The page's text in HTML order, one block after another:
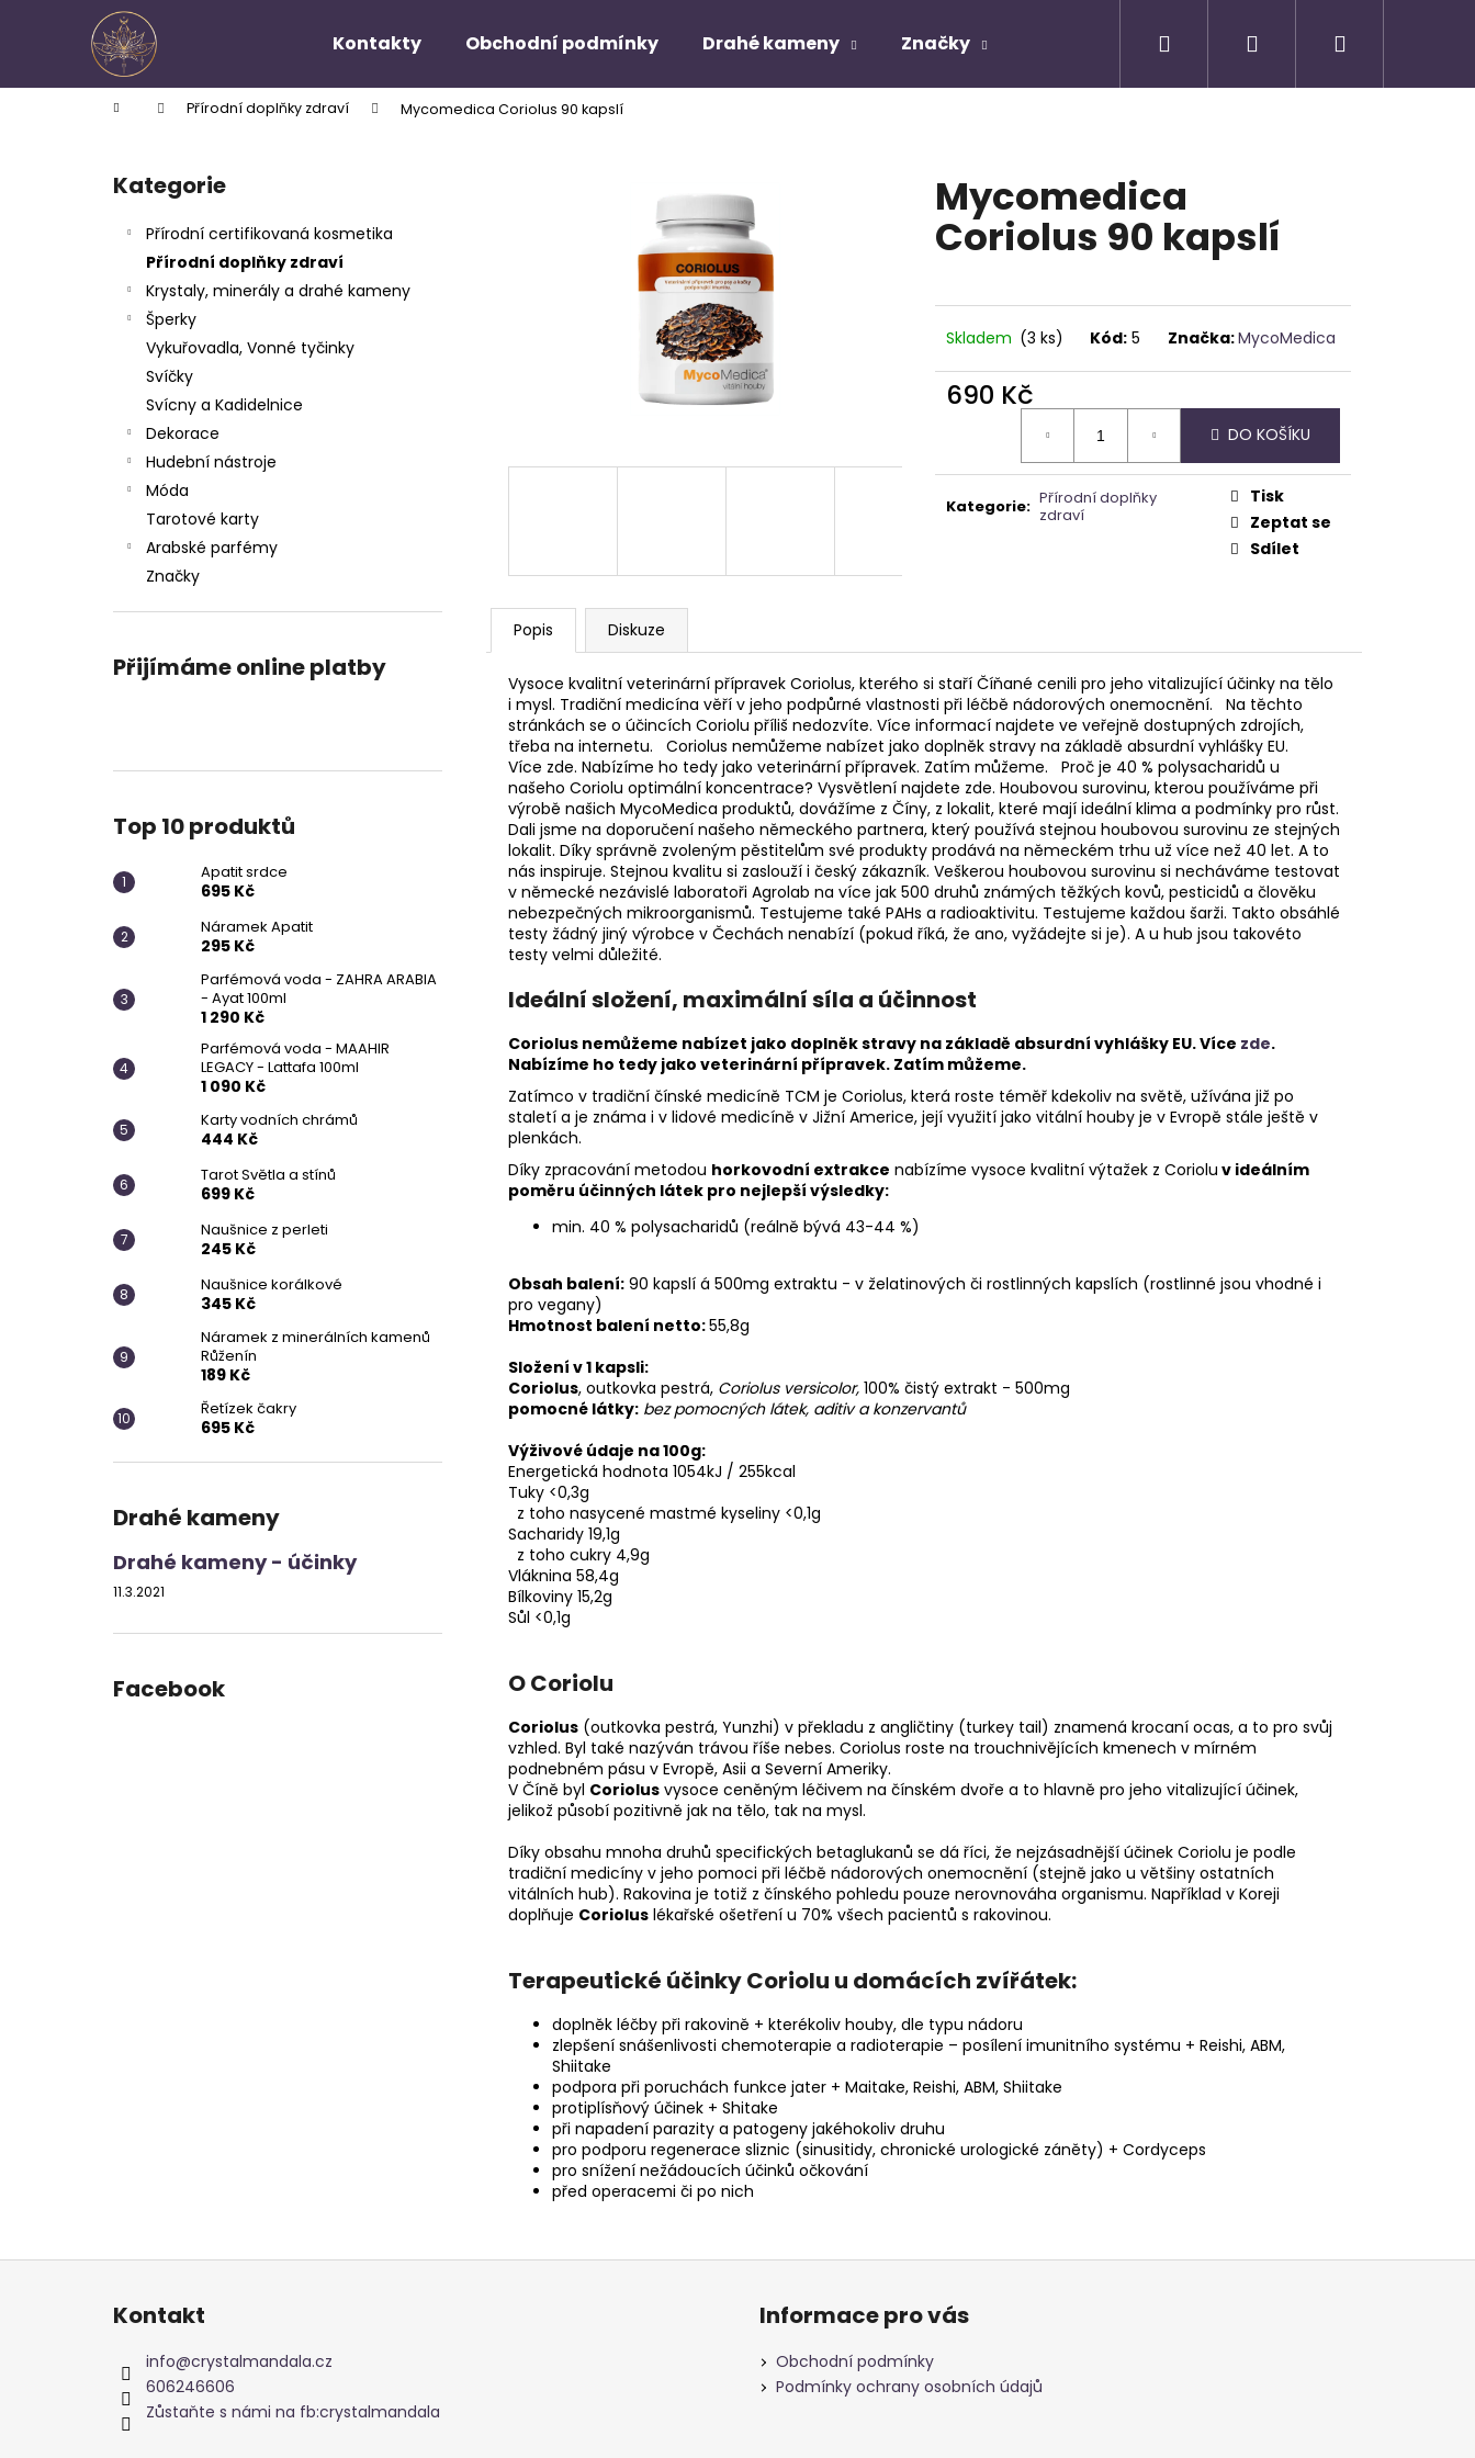
Kontakty Obchodní podmínky Drahé kameny Značky Přihlášení
Domů Přírodní doplňky zdraví Mycomedica Coriolus 90 kapslí
Přeskočit
kategorie
Kategorie
Přírodní certifikovaná kosmetika
Přírodní doplňky zdraví
Krystaly, minerály a drahé kameny
Šperky
Vykuřovadla, Vonné tyčinky
Svíčky
Svícny a Kadidelnice
Dekorace
Hudební nástroje
Móda
Tarotové karty
Arabské parfémy
Značky
Přijímáme online platby
Top 10 produktů
Apatit srdce
695 Kč
Náramek Apatit
295 Kč
Parfémová voda - ZAHRA ARABIA
- Ayat 100ml
1 290 Kč
Parfémová voda - MAAHIR
LEGACY - Lattafa 100ml
1 090 Kč
Karty vodních chrámů
444 Kč
Tarot Světla a stínů
699 Kč
Naušnice z perleti
245 Kč
Naušnice korálkové
345 Kč
Náramek z minerálních kamenů
Růženín
189 Kč
Řetízek čakry
695 Kč
Drahé kameny
Drahé kameny - účinky
11.3.2021
Facebook
Mycomedica
Coriolus 90 kapslí
Skladem (3 ks) Kód: 5 Značka:MycoMedica
690 Kč
DO KOŠÍKU
Kategorie: Přírodní doplňky
zdraví
Tisk
Zeptat se
Sdílet
Popis Diskuze
Vysoce kvalitní veterinární přípravek Coriolus, kterého si staří Číňané cenili pro jeho vitalizující účinky na tělo
i mysl. Tradiční medicína věří v jeho podpůrné vlastnosti při léčbě nádorových onemocnění. Na těchto
stránkách se o účincích Coriolu příliš nedozvíte. Více informací najdete ve veřejně dostupných zdrojích,
třeba na internetu. Coriolus nemůžeme nabízet jako doplněk stravy na základě absurdní vyhlášky EU.
Více zde. Nabízíme ho tedy jako veterinární přípravek. Zatím můžeme. Proč je 40 % polysacharidů u
našeho Coriolu optimální koncentrace? Vysvětlení najdete zde. Houbovou surovinu, kterou používáme při
výrobě našich MycoMedica produktů, dovážíme z Číny, z lokalit, které mají ideální klima a podmínky pro růst.
Dali jsme na doporučení našeho německého partnera, který používá stejnou houbovou surovinu ze stejných
lokalit. Díky správně zvoleným pěstitelům své produkty prodává na německém trhu už více než 40 let. A to
nás inspiruje. Stejnou kvalitu si zaslouží i český zákazník. Veškerou houbovou surovinu si necháváme testovat
v německé nezávislé laboratoři Agrolab na více jak 500 druhů známých těžkých kovů, pesticidů a člověku
nebezpečných mikroorganismů. Testujeme také PAHs a radioaktivitu. Testujeme každou šarži. Takto obsáhlé
testy žádný jiný výrobce v Čechách nenabízí (pokud říká, že ano, vyžádejte si je). A u hub jsou takovéto
testy velmi důležité.
Ideální složení, maximální síla a účinnost
Coriolus nemůžeme nabízet jako doplněk stravy na základě absurdní vyhlášky EU. Více zde.
Nabízíme ho tedy jako veterinární přípravek. Zatím můžeme.
Zatímco v tradiční čínské medicíně TCM je Coriolus, která roste téměř kdekoliv na světě, užívána již po
staletí a je známa i v lidové medicíně v Jižní Americe, její využití jako vitální houby je v Evropě stále ještě v
plenkách.
Díky zpracování metodou horkovodní extrakce nabízíme vysoce kvalitní výtažek z Coriolu v ideálním
poměru účinných látek pro nejlepší výsledky:
min. 40 % polysacharidů (reálně bývá 43-44 %)
Obsah balení: 90 kapslí á 500mg extraktu - v želatinových či rostlinných kapslích (rostlinné jsou vhodné i
pro vegany)
Hmotnost balení netto:55,8g
Složení v 1 kapsli:
Coriolus, outkovka pestrá, Coriolus versicolor, 100% čistý extrakt - 500mg
pomocné látky: bez pomocných látek, aditiv a konzervantů
Výživové údaje na 100g:
Energetická hodnota 1054kJ / 255kcal
Tuky <0,3g
z toho nasycené mastmé kyseliny <0,1g
Sacharidy 19,1g
z toho cukry 4,9g
Vláknina 58,4g
Bílkoviny 15,2g
Sůl <0,1g
O Coriolu
Coriolus (outkovka pestrá, Yunzhi) v překladu z angličtiny (turkey tail) znamená krocaní ocas, a to pro svůj
vzhled. Byl také nazýván trávou říše nebes. Coriolus roste na trouchnivějících kmenech v mírném
podnebném pásu v Evropě, Asii a Severní Ameriky.
V Číně byl Coriolus vysoce ceněným léčivem na čínském dvoře a to hlavně pro jeho vitalizující účinek,
jelikož působí pozitivně jak na tělo, tak na mysl.
Díky obsahu mnoha druhů specifických betaglukanů se dá říci, že nejzásadnější účinek Coriolu je podle
tradiční medicíny v jeho pomoci při léčbě nádorových onemocnění (stejně jako u většiny ostatních
vitálních hub). Rakovina je totiž z čínského pohledu pouze nerovnováha organismu. Například v Koreji
doplňuje Coriolus lékařské ošetření u 70% všech pacientů s rakovinou.
Terapeutické účinky Coriolu u domácích zvířátek:
doplněk léčby při rakovině + kterékoliv houby, dle typu nádoru
zlepšení snášenlivosti chemoterapie a radioterapie – posílení imunitního systému + Reishi, ABM,
Shiitake
podpora při poruchách funkce jater + Maitake, Reishi, ABM, Shiitake
protiplísňový účinek + Shitake
při napadení parazity a patogeny jakéhokoliv druhu
pro podporu regenerace sliznic (sinusitidy, chronické urologické záněty) + Cordyceps
pro snížení nežádoucích účinků očkování
před operacemi či po nich
í
Zpět
do
Zpět
do
Co potřebujete najít?
Doporučujeme
Následující
APATIT SRDCE
695 Kč
PARFÉMOVÁ VODA - ZAHRA ARABIA -
Kontakt
info@crystalmandala.cz
606246606
Zůstaňte s námi na fb:crystalmandala
Informace pro vás
Obchodní podmínky
Podmínky ochrany osobních údajů